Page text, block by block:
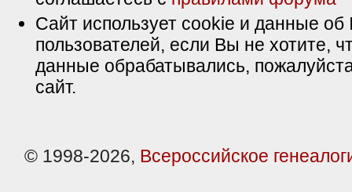
Сайт использует cookie и данные об
пользователей, если Вы не хотите,
данные обрабатывались,
сайт.
© 1998-2026, Всероссийское